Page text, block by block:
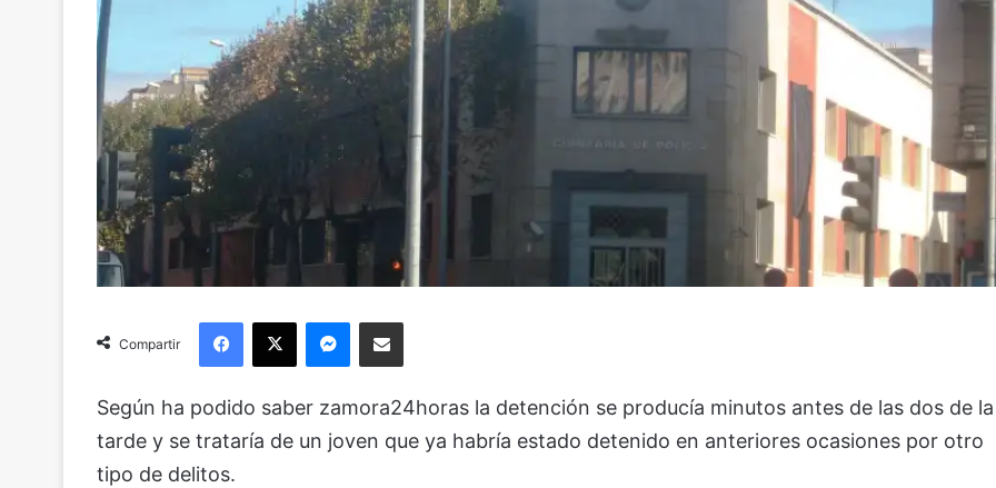
Compartir
Según ha podido saber zamora24horas la detención se producía minutos antes de las dos de la
tarde y se trataría de un joven que ya habría estado detenido en anteriores ocasiones por otro
tipo de delitos.